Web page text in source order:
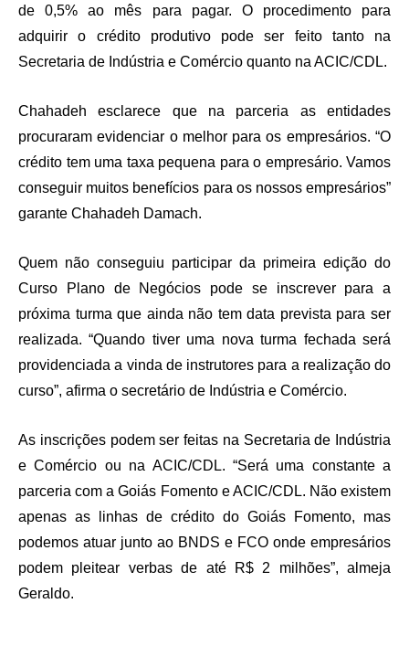
de 0,5% ao mês para pagar. O procedimento para
adquirir o crédito produtivo pode ser feito tanto na
Secretaria de Indústria e Comércio quanto na ACIC/CDL.
Chahadeh esclarece que na parceria as entidades
procuraram evidenciar o melhor para os empresários. “O
crédito tem uma taxa pequena para o empresário. Vamos
conseguir muitos benefícios para os nossos empresários”
garante Chahadeh Damach.
Quem não conseguiu participar da primeira edição do
Curso Plano de Negócios pode se inscrever para a
próxima turma que ainda não tem data prevista para ser
realizada. “Quando tiver uma nova turma fechada será
providenciada a vinda de instrutores para a realização do
curso”, afirma o secretário de Indústria e Comércio.
As inscrições podem ser feitas na Secretaria de Indústria
e Comércio ou na ACIC/CDL. “Será uma constante a
parceria com a Goiás Fomento e ACIC/CDL. Não existem
apenas as linhas de crédito do Goiás Fomento, mas
podemos atuar junto ao BNDS e FCO onde empresários
podem pleitear verbas de até R$ 2 milhões”, almeja
Geraldo.